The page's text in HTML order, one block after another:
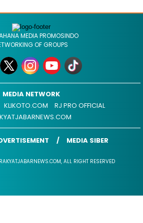
MEDIA PROMOSINDO
OF GROUPS
MEDIA NETWORK
KLIKOTO.COM
RJ PRO OFFICIAL
MEDIA SIBER
ALL RIGHT RESERVED